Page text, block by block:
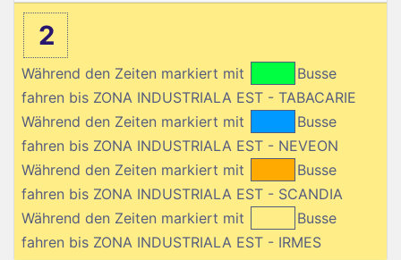
2
Während den Zeiten markiert mit
Busse
fahren bis ZONA INDUSTRIALA EST - TABACARIE
Während den Zeiten markiert mit
Busse
fahren bis ZONA INDUSTRIALA EST - NEVEON
Während den Zeiten markiert mit
Busse
fahren bis ZONA INDUSTRIALA EST - SCANDIA
Während den Zeiten markiert mit
Busse
fahren bis ZONA INDUSTRIALA EST - IRMES